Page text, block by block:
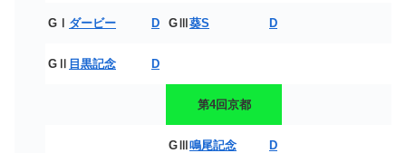
GⅠ ダービー D GⅢ葵S D
GⅡ 目黒記念 D
第4回京都
GⅢ鳴尾記念 D